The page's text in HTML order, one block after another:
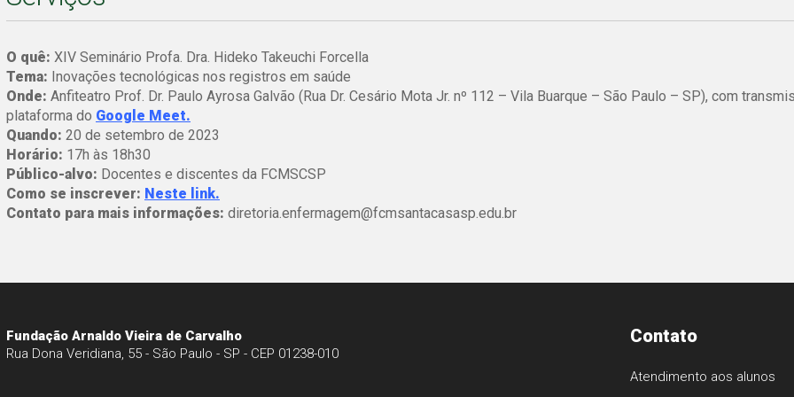
O quê: XIV Seminário Profa. Dra. Hideko Takeuchi Forcella
Tema: Inovações tecnológicas nos registros em saúde
Onde: Anfiteatro Prof. Dr. Paulo Ayrosa Galvão (Rua Dr. Cesário Mota Jr. nº 112 – Vila Buarque – São Paulo – SP), com
plataforma do Google Meet.
Quando: 20 de setembro de 2023
Horário: 17h às 18h30
Público-alvo: Docentes e discentes da FCMSCSP
Como se inscrever: Neste link.
Contato para mais informações: diretoria.enfermagem@fcmsantacasasp.edu.br
Fundação Arnaldo Vieira de Carvalho
Rua Dona Veridiana, 55 - São Paulo - SP - CEP 01238-010
Contato
Atendimento aos alunos